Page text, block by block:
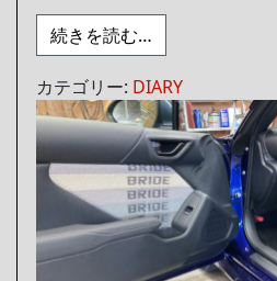
続きを読む…
カテゴリー: DIARY